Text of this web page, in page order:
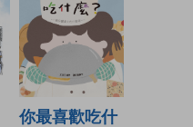
你最喜歡吃什